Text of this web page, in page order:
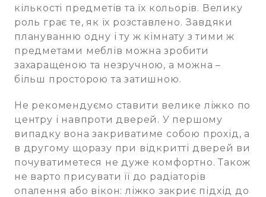
кількості предметів та їх кольорів. Велику
роль грає те, як їх розставлено. Завдяки
плануванню одну і ту ж кімнату з тими ж
предметами меблів можна зробити
захаращеною та незручною, а можна –
більш просторою та затишною.
Не рекомендуємо ставити велике ліжко по
центру і навпроти дверей. У першому
випадку вона закриватиме собою прохід, а
в другому щоразу при відкритті дверей ви
почуватиметеся не дуже комфортно. Також
не варто присувати її до радіаторів
опалення або вікон: ліжко закриє підхід до